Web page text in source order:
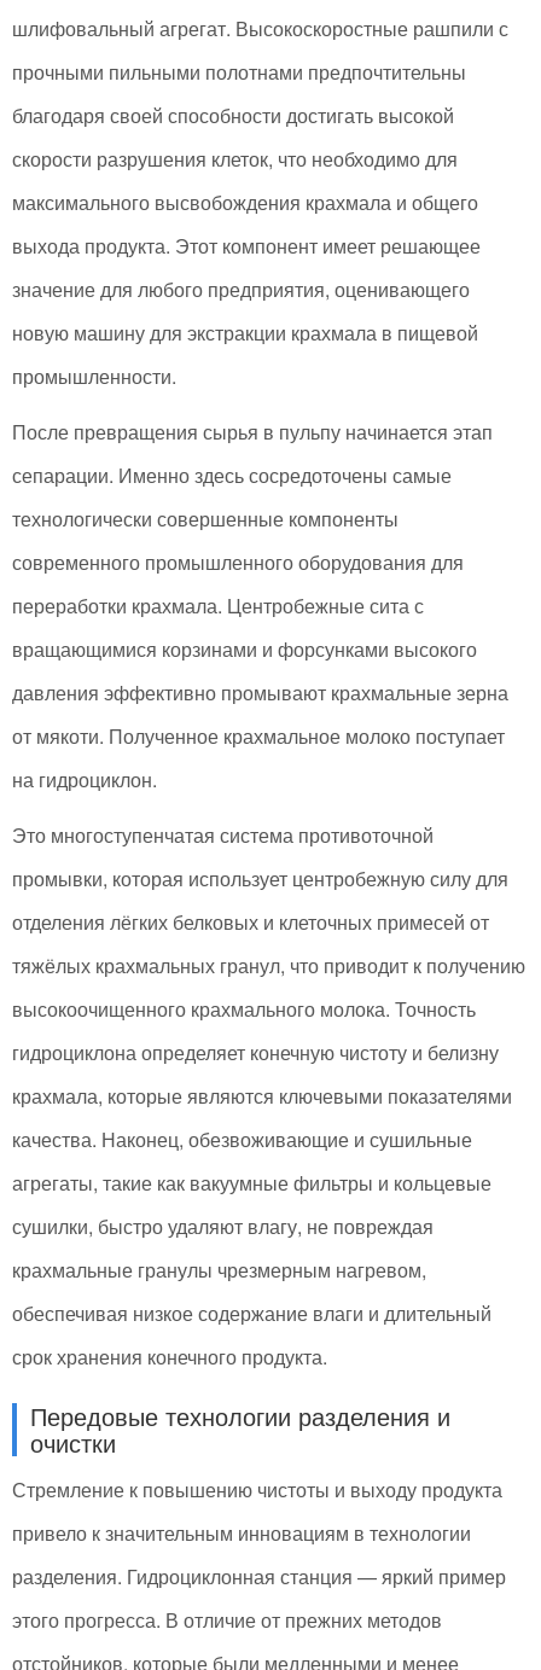
шлифовальный агрегат. Высокоскоростные рашпили с
прочными пильными полотнами предпочтительны
благодаря своей способности достигать высокой
скорости разрушения клеток, что необходимо для
максимального высвобождения крахмала и общего
выхода продукта. Этот компонент имеет решающее
значение для любого предприятия, оценивающего
новую машину для экстракции крахмала в пищевой
промышленности.
После превращения сырья в пульпу начинается этап
сепарации. Именно здесь сосредоточены самые
технологически совершенные компоненты
современного промышленного оборудования для
переработки крахмала. Центробежные сита с
вращающимися корзинами и форсунками высокого
давления эффективно промывают крахмальные зерна
от мякоти. Полученное крахмальное молоко поступает
на гидроциклон.
Это многоступенчатая система противоточной
промывки, которая использует центробежную силу для
отделения лёгких белковых и клеточных примесей от
тяжёлых крахмальных гранул, что приводит к получению
высокоочищенного крахмального молока. Точность
гидроциклона определяет конечную чистоту и белизну
крахмала, которые являются ключевыми показателями
качества. Наконец, обезвоживающие и сушильные
агрегаты, такие как вакуумные фильтры и кольцевые
сушилки, быстро удаляют влагу, не повреждая
крахмальные гранулы чрезмерным нагревом,
обеспечивая низкое содержание влаги и длительный
срок хранения конечного продукта.
Передовые технологии разделения и
очистки
Стремление к повышению чистоты и выходу продукта
привело к значительным инновациям в технологии
разделения. Гидроциклонная станция — яркий пример
этого прогресса. В отличие от прежних методов
отстойников, которые были медленными и менее